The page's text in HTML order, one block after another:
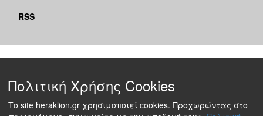
RSS
Πολιτική Χρήσης Cookies
Το site heraklion.gr χρησιμοποιεί cookies. Προχωρώντας στο